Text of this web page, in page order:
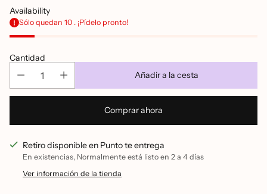
Availability
Sólo quedan 10 . ¡Pídelo pronto!
Cantidad
Añadir a la cesta
Comprar ahora
Retiro disponible en Punto te entrega
En existencias, Normalmente está listo en 2 a 4 días
Ver información de la tienda